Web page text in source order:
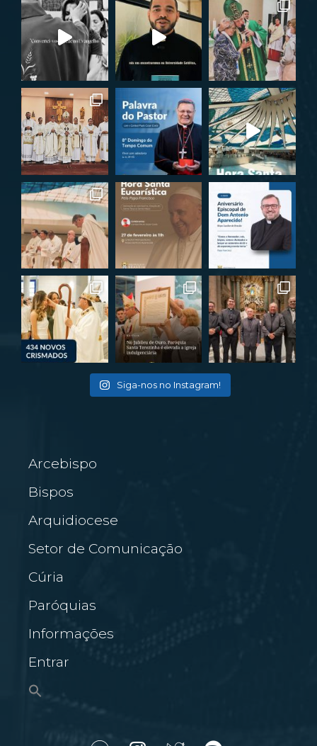
Siga-nos no Instagram!
Arcebispo
Bispos
Arquidiocese
Setor de Comunicação
Cúria
Paróquias
Informações
Entrar